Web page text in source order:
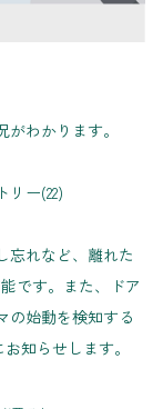
わかります。
ー(22)
忘れなど、離れた
です。また、ドア
の始動を検知する
知らせします。